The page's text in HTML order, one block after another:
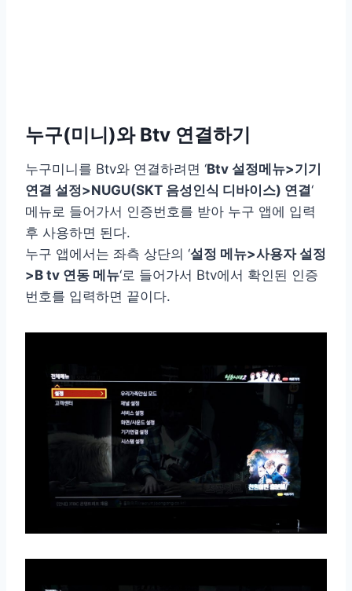
누구(미니)와 Btv 연결하기
누구미니를 Btv와 연결하려면 ‘Btv 설정메뉴>기기
연결 설정>NUGU(SKT 음성인식 디바이스) 연결‘
메뉴로 들어가서 인증번호를 받아 누구 앱에 입력
후 사용하면 된다.
누구 앱에서는 좌측 상단의 ‘설정 메뉴>사용자 설정
>B tv 연동 메뉴‘로 들어가서 Btv에서 확인된 인증
번호를 입력하면 끝이다.